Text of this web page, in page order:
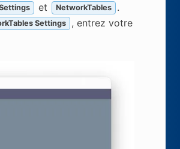
et NetworkTables
.
Settings
, entrez votre